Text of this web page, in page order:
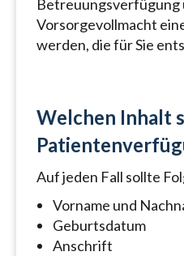
Betreuungsverfügung
Vorsorgevollmacht
werden, die für Sie
Welchen Inhalt
Auf jeden Fall sollte
Vorname und
Geburtsdatum
Anschrift